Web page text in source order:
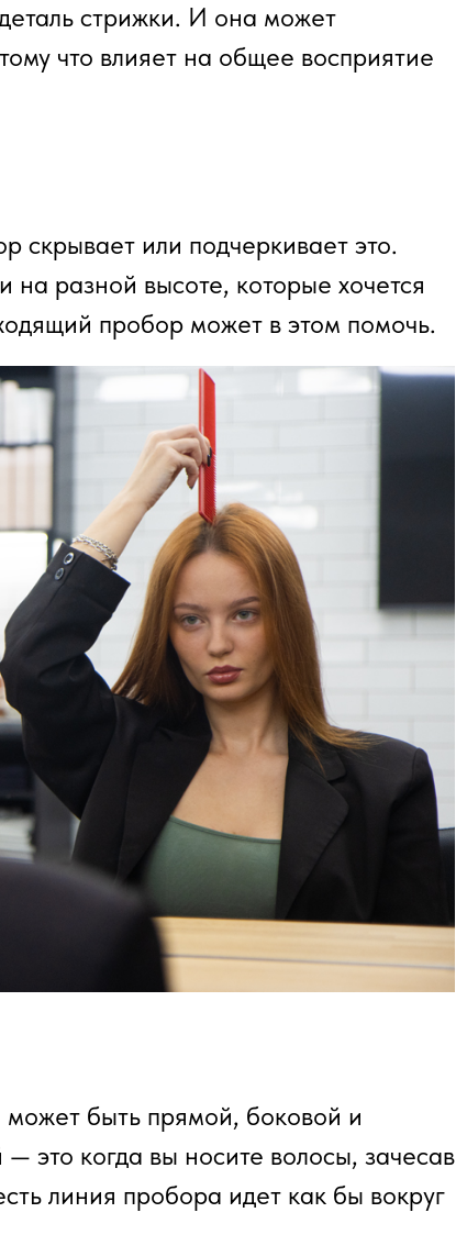
стрижки. И она может
что влияет на общее восприятие
или подчеркивает это.
на разной высоте, которые хочется
пробор может в этом помочь.
быть прямой, боковой и
это когда вы носите волосы, зачесав
линия пробора идет как бы вокруг